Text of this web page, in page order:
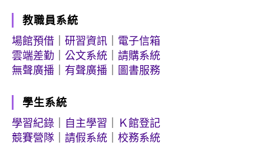
教職員系統
場館預借
研習資訊
電子信箱
雲端差勤
公文系統
請購系統
無聲廣播
有聲廣播 圖書服務
學生系統
學習紀錄
自主學習
Ｋ館登記
競賽營隊
請假系統 校務系統